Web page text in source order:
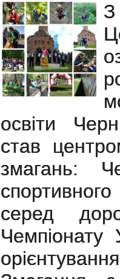
З
освіти
став
змагань:
серед
Чемпіонату